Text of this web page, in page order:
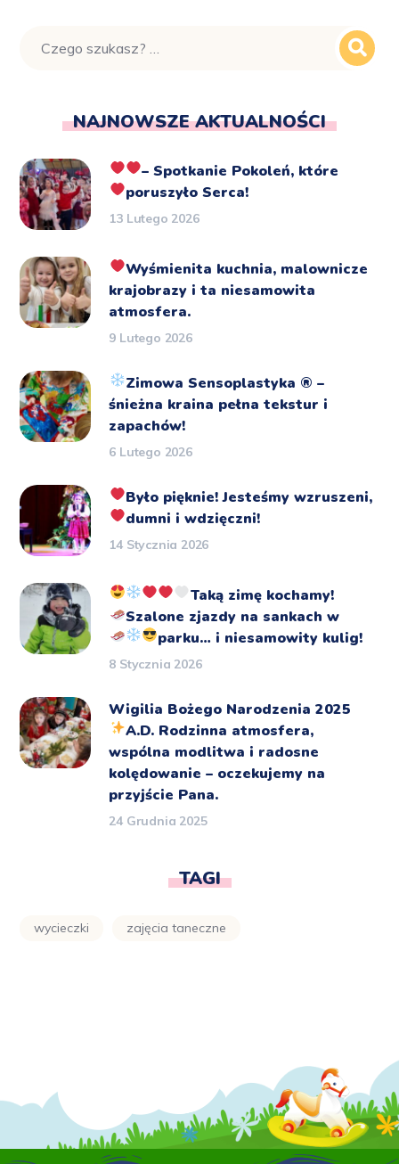
NAJNOWSZE AKTUALNOŚCI
– Spotkanie Pokoleń, które
poruszyło Serca!
13 Lutego 2026
Wyśmienita kuchnia, malownicze
krajobrazy i ta niesamowita
atmosfera.
9 Lutego 2026
Zimowa Sensoplastyka ®️ –
śnieżna kraina pełna tekstur i
zapachów!
6 Lutego 2026
Było pięknie!Jesteśmy wzruszeni,
dumni i wdzięczni!
14 Stycznia 2026
Taką zimę kochamy!
Szalone zjazdy na sankach w
parku… i niesamowity kulig!
8 Stycznia 2026
Wigilia Bożego Narodzenia 2025
A.D. Rodzinna atmosfera,
wspólna modlitwa i radosne
kolędowanie – oczekujemy na
przyjście Pana.
24 Grudnia 2025
TAGI
wycieczki zajęcia taneczne